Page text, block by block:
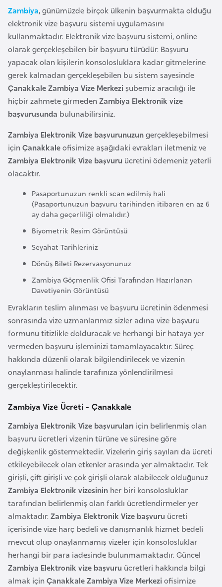
Zambiya, günümüzde birçok ülkenin başvurmakta olduğu
elektronik vize başvuru sistemi uygulamasını
kullanmaktadır. Elektronik vize başvuru sistemi, online
olarak gerçekleşebilen bir başvuru türüdür. Başvuru
yapacak olan kişilerin konsolosluklara kadar gitmelerine
gerek kalmadan gerçekleşebilen bu sistem sayesinde
Çanakkale Zambiya Vize Merkezi şubemiz aracılığı ile
hiçbir zahmete girmedenZambiya Elektronik vize
başvurusunda bulunabilirsiniz.
Zambiya Elektronik Vize başvurunuzungerçekleşebilmesi
içinÇanakkaleofisimize aşağıdaki evrakları iletmeniz ve
Zambiya Elektronik Vize başvuru ücretini ödemeniz yeterli
olacaktır.
Pasaportunuzun renkli scan edilmiş hali
(Pasaportunuzun başvuru tarihinden itibaren en az 6
ay daha geçerliliği olmalıdır.)
Biyometrik Resim Görüntüsü
Seyahat Tarihleriniz
Dönüş Bileti Rezervasyonunuz
Zambiya Göçmenlik Ofisi Tarafından Hazırlanan
Davetiyenin Görüntüsü
Evrakların teslim alınması ve başvuru ücretinin ödenmesi
sonrasında vize uzmanlarımız sizler adına vize başvuru
formunu titizlikle dolduracak ve herhangi bir hataya yer
vermeden başvuru işleminizi tamamlayacaktır. Süreç
hakkında düzenli olarak bilgilendirilecek ve vizenin
onaylanması halinde tarafınıza yönlendirilmesi
gerçekleştirilecektir.
Zambiya Vize Ücreti - Çanakkale
Zambiya Elektronik Vize başvuruları için belirlenmiş olan
başvuru ücretleri vizenin türüne ve süresine göre
değişkenlik göstermektedir. Vizelerin giriş sayıları da ücreti
etkileyebilecek olan etkenler arasında yer almaktadır. Tek
girişli, çift girişli ve çok girişli olarak alabilecek olduğunuz
Zambiya Elektronik vizesinin her biri konsolosluklar
tarafından belirlenmiş olan farklı ücretlendirmeler yer
almaktadır. Zambiya Elektronik Vize başvuru ücreti
içerisinde vize harç bedeli ve danışmanlık hizmet bedeli
mevcut olup onaylanmamış vizeler için konsolosluklar
herhangi bir para iadesinde bulunmamaktadır. Güncel
Zambiya Elektronik vize başvuru ücretleri hakkında bilgi
almak içinÇanakkale Zambiya Vize Merkezi ofisimize
l
g
a
r
i
s
t
a
n
B
u
r
k
a
d
Ç
e
k
C
u
h
u
r
i
y
e
t
i
C